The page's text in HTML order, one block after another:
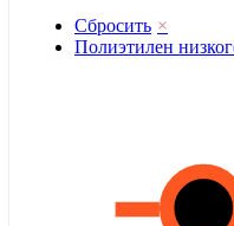
Сбросить ×
Полиэтилен